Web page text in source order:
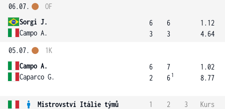
06.07.
Sorgi J.
Campo A.
OF
6
3
6
3
1.12
4.64
05.07.
Campo A.
Caparco G.
1K
6
2
7
6 1
1.02
8.77
Mistrovství Itálie týmů 1 2 3
Kurs